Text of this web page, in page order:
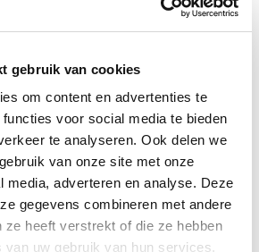
gebruik van cookies
om content en advertenties te
voor social media te bieden
te analyseren. Ook delen we
van onze site met onze
media, adverteren en analyse. Deze
gegevens combineren met andere
ze heeft verstrekt of die ze hebben
uw gebruik van hun services.
Veg Omega 250 ml
maar 2 beschikbaar
€ 24,55 € 23,32